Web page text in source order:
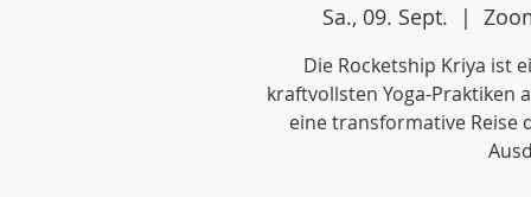
Sa., 09. Sept.
  |
Die Rocketship Kriya ist
kraftvollsten Yoga-Praktiken
eine transformative Reise